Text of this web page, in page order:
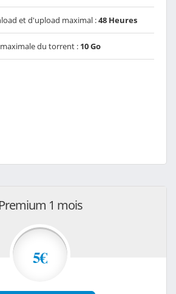
et d'upload maximal :48 Heures
du torrent : 10 Go
Premium 1 mois
5€